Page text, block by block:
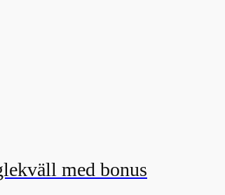
med bonus